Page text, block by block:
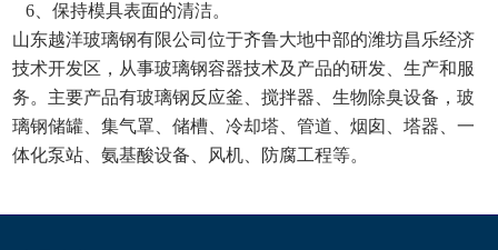
6、保持模具表面的清洁。
山东越洋玻璃钢有限公司位于齐鲁大地中部的潍坊昌乐经济
技术开发区，从事玻璃钢容器技术及产品的研发、生产和服
务。主要产品有玻璃钢反应釜、搅拌器、生物除臭设备，玻
璃钢储罐、集气罩、储槽、冷却塔、管道、烟囱、塔器、一
体化泵站、氨基酸设备、风机、防腐工程等。